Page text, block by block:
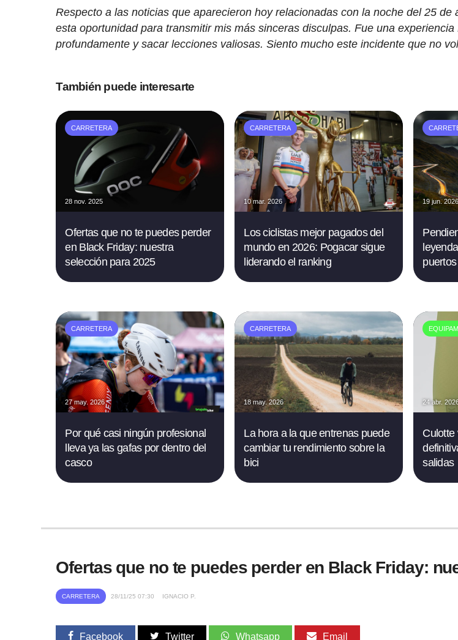
Respecto a las noticias que aparecieron hoy relacionadas con la noche del 25 de
esta oportunidad para transmitir mis más sinceras disculpas. Fue una
profundamente y sacar lecciones valiosas. Siento mucho este incidente que no
También puede interesarte
CARRETERA
28 nov. 2025
Ofertas que no te puedes perder
en Black Friday: nuestra
selección para 2025
CARRETERA
10 mar. 2026
Los ciclistas mejor pagados del
mundo en 2026: Pogacar sigue
liderando el ranking
19 jun.
CARRETERA
27 may. 2026
Por qué casi ningún profesional
lleva ya las gafas por dentro del
casco
CARRETERA
18 may. 2026
La hora a la que entrenas puede
cambiar tu rendimiento sobre la
bici
24 abr.
Culotte
salidas
Ofertas que no te puedes perder en Black Friday:
CARRETERA 28/11/25 07:30 IGNACIO P.
Facebook Twitter Whatsapp Email